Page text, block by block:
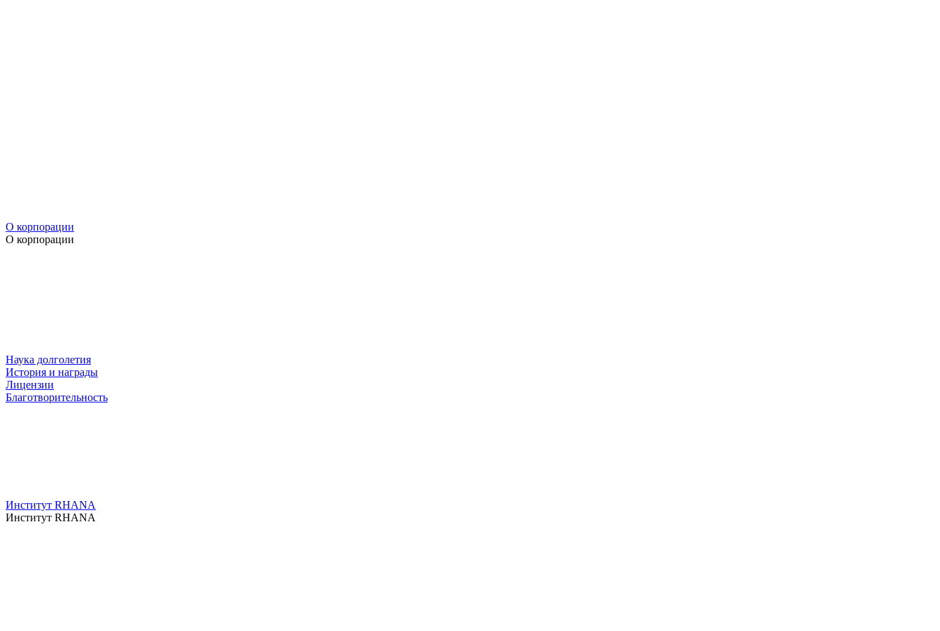
О корпорации
О корпорации
Наука долголетия
История и награды
Лицензии
Благотворительность
Институт RHANA
Институт RHANA